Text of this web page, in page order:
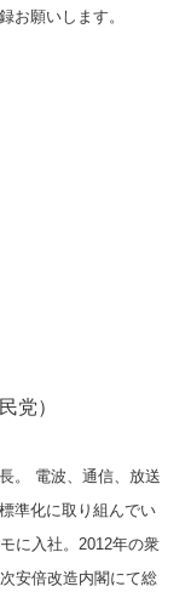
お願いします。
党）
。 電波、通信、放送
準化に取り組んでい
に入社。2012年の衆
安倍改造内閣にて総